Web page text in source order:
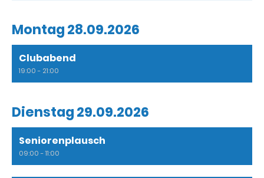
Montag 28.09.2026
Clubabend
19:00 - 21:00
Dienstag 29.09.2026
Seniorenplausch
09:00 - 11:00